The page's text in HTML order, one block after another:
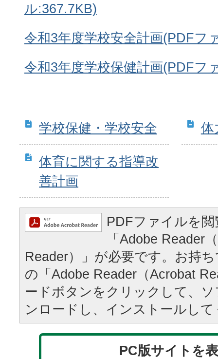
ル:367.7KB)
令和3年度学校安全計画(PDFフ
令和3年度学校保健計画(PDFフ
学校保健・学校安全 体
体育に関する指導改
善計画
PDFファイルを
「Adobe Reader
Reader）」が必要です。お持
の「Adobe Reader（Acrobat
ードボタンをクリックして、
ンロードし、インストールし
PC版サイトを